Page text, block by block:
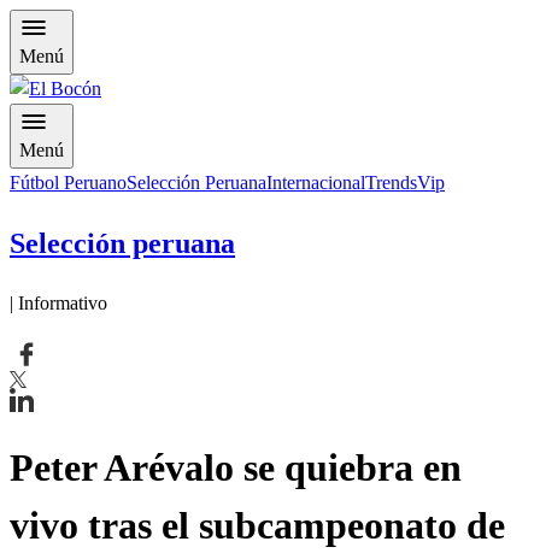
Menú
Menú
Fútbol PeruanoSelección PeruanaInternacionalTrendsVip
Selección peruana
| Informativo
Peter Arévalo se quiebra en
vivo tras el subcampeonato de